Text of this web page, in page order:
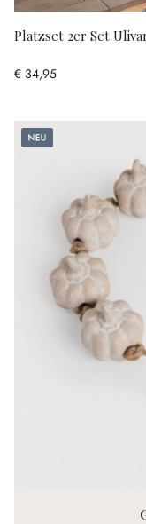
Platzset 2er Set
€ 34,95
Neu